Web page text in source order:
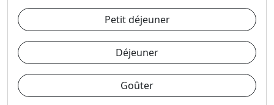
Petit déjeuner
Déjeuner
Goûter